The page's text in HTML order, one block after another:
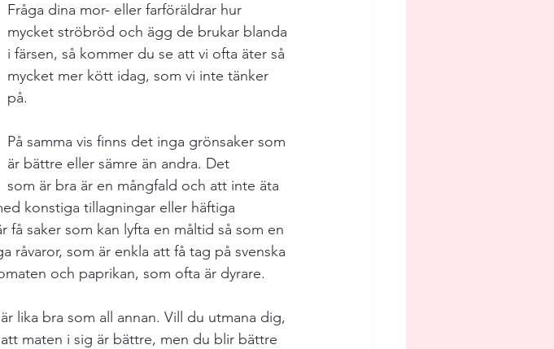
Fråga dina mor- eller farföräldrar hur
mycket ströbröd och ägg de brukar blanda
i färsen, så kommer du se att vi ofta äter så
mycket mer kött idag, som vi inte tänker
på.
På samma vis finns det inga grönsaker som
är bättre eller sämre än andra. Det
som är bra är en mångfald och att inte äta
konstiga tillagningar eller häftiga
få saker som kan lyfta en måltid så som en
råvaror, som är enkla att få tag på svenska
och paprikan, som ofta är dyrare.
lika bra som all annan. Vill du utmana dig,
maten i sig är bättre, men du blir bättre